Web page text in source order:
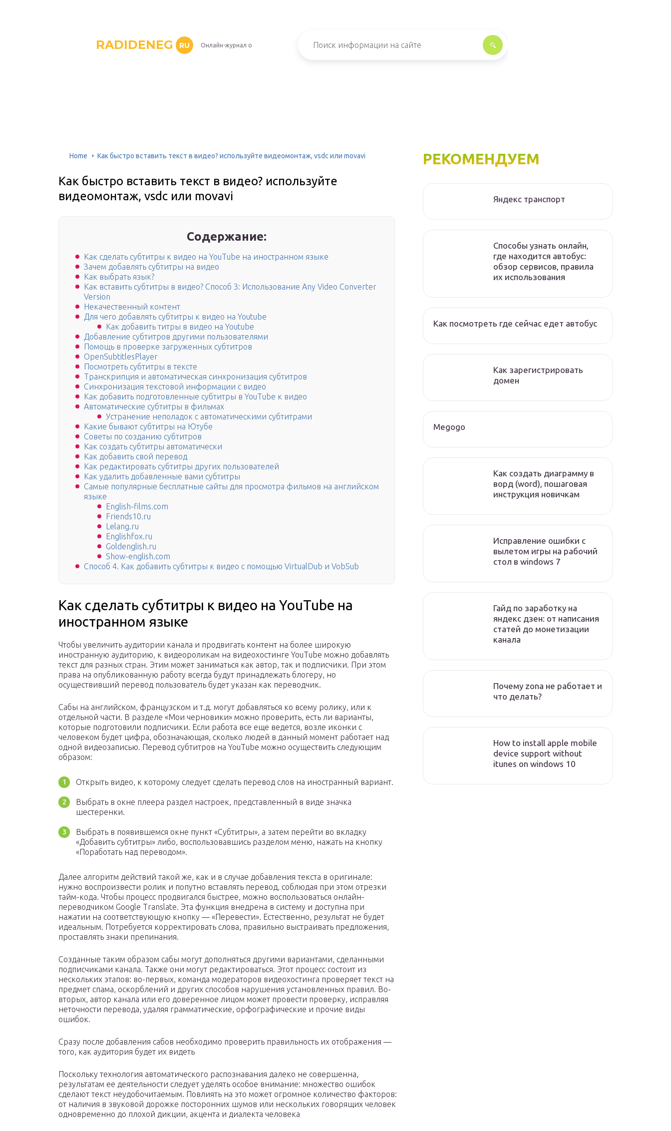
RADIDENEG RU Онлайн-журнал о
Home Как быстро вставить текст в видео? используйте видеомонтаж, vsdc или movavi
Как быстро вставить текст в видео? используйте
видеомонтаж, vsdc или movavi
Содержание:
Как сделать субтитры к видео на YouTube на иностранном языке
Зачем добавлять субтитры на видео
Как выбрать язык?
Как вставить субтитры в видео? Способ 3: Использование Any Video Converter
Version
Некачественный контент
Для чего добавлять субтитры к видео на Youtube
Как добавить титры в видео на Youtube
Добавление субтитров другими пользователями
Помощь в проверке загруженных субтитров
OpenSubtitlesPlayer
Посмотреть субтитры в тексте
Транскрипция и автоматическая синхронизация субтитров
Синхронизация текстовой информации с видео
Как добавить подготовленные субтитры в YouTube к видео
Автоматические субтитры в фильмах
Устранение неполадок с автоматическими субтитрами
Какие бывают субтитры на Ютубе
Советы по созданию субтитров
Как создать субтитры автоматически
Как добавить свой перевод
Как редактировать субтитры других пользователей
Как удалить добавленные вами субтитры
Самые популярные бесплатные сайты для просмотра фильмов на английском
языке
English-films.com
Friends10.ru
Lelang.ru
Englishfox.ru
Goldenglish.ru
Show-english.com
Способ 4. Как добавить субтитры к видео с помощью VirtualDub и VobSub
Как сделать субтитры к видео на YouTube на
иностранном языке
Чтобы увеличить аудитории канала и продвигать контент на более широкую
иностранную аудиторию, к видеороликам на видеохостинге YouTube можно добавлять
текст для разных стран. Этим может заниматься как автор, так и подписчики. При этом
права на опубликованную работу всегда будут принадлежать блогеру, но
осуществивший перевод пользователь будет указан как переводчик.
Сабы на английском, французском и т.д. могут добавляться ко всему ролику, или к
отдельной части. В разделе «Мои черновики» можно проверить, есть ли варианты,
которые подготовили подписчики. Если работа все еще ведется, возле иконки с
человеком будет цифра, обозначающая, сколько людей в данный момент работает над
одной видеозаписью. Перевод субтитров на YouTube можно осуществить следующим
образом:
Открыть видео, к которому следует сделать перевод слов на иностранный вариант.
Выбрать в окне плеера раздел настроек, представленный в виде значка
шестеренки.
Выбрать в появившемся окне пункт «Субтитры», а затем перейти во вкладку
«Добавить субтитры» либо, воспользовавшись разделом меню, нажать на кнопку
«Поработать над переводом».
Далее алгоритм действий такой же, как и в случае добавления текста в оригинале:
нужно воспроизвести ролик и попутно вставлять перевод, соблюдая при этом отрезки
тайм-кода. Чтобы процесс продвигался быстрее, можно воспользоваться онлайн-
переводчиком Google Translate. Эта функция внедрена в систему и доступна при
нажатии на соответствующую кнопку — «Перевести». Естественно, результат не будет
идеальным. Потребуется корректировать слова, правильно выстраивать предложения,
проставлять знаки препинания.
Созданные таким образом сабы могут дополняться другими вариантами, сделанными
подписчиками канала. Также они могут редактироваться. Этот процесс состоит из
нескольких этапов: во-первых, команда модераторов видеохостинга проверяет текст на
предмет спама, оскорблений и других способов нарушения установленных правил. Во-
вторых, автор канала или его доверенное лицом может провести проверку, исправляя
неточности перевода, удаляя грамматические, орфографические и прочие виды
ошибок.
Сразу после добавления сабов необходимо проверить правильность их отображения —
того, как аудитория будет их видеть
Поскольку технология автоматического распознавания далеко не совершенна,
результатам ее деятельности следует уделять особое внимание: множество ошибок
сделают текст неудобочитаемым. Повлиять на это может огромное количество факторов:
от наличия в звуковой дорожке посторонних шумов или нескольких говорящих человек
одновременно до плохой дикции, акцента и диалекта человека
РЕКОМЕНДУЕМ
Яндекс транспорт
Способы узнать онлайн,
где находится автобус:
обзор сервисов, правила
их использования
Как посмотреть где сейчас едет автобус
Как зарегистрировать
домен
Megogo
Как создать диаграмму в
ворд (word), пошаговая
инструкция новичкам
Исправление ошибки с
вылетом игры на рабочий
стол в windows 7
Гайд по заработку на
яндекс дзен: от написания
статей до монетизации
канала
Почему zona не работает и
что делать?
How to install apple mobile
device support without
itunes on windows 10